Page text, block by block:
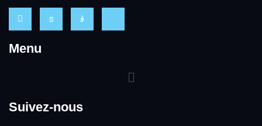
Menu
Suivez-nous